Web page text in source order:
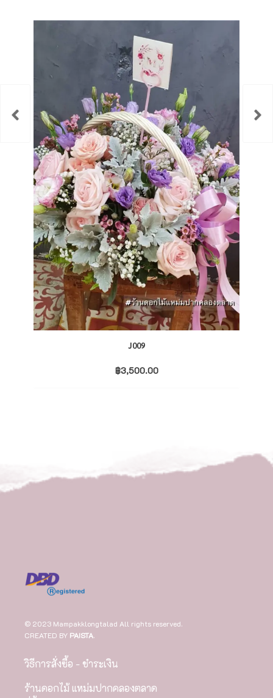
J009
฿3,500.00
© 2023 Mampakklongtalad All rights reserved.
CREATED BY PAISTA.
วิธีการสั่งซื้อ - ชำระเงิน
ร้านดอกไม้ แหม่มปากคลองตลาด